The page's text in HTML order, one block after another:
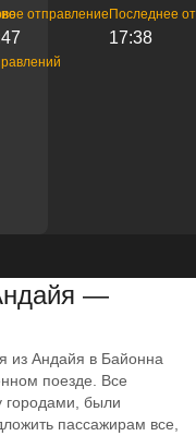
отправление Последнее
17:38
—
из Андайя в Байонна
поезде. Все
городами, были
пассажирам все,